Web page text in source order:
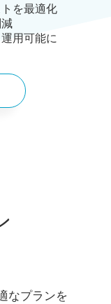
を最適化
用可能に
なプランを